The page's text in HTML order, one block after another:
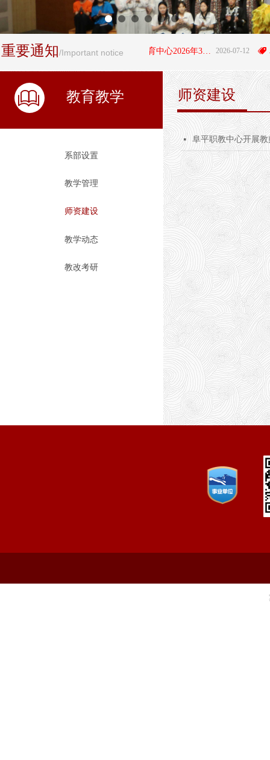
重要通知/Important notice 2026-07-12
뀄 阜平县职业技术教育中心2026年3+4"贯通培养项目拟录取学生名单公示 뀄
ꁡ 教育教学
系部设置
教学管理
师资建设
教学动态
教改考研
师资建设
넷 阜平职教中心开展